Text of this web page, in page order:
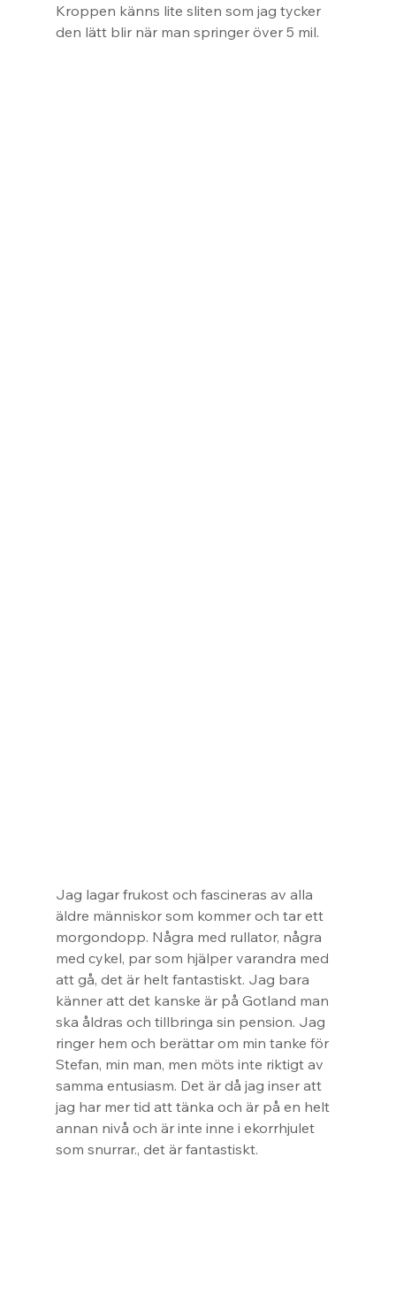
Kroppen känns lite sliten som jag tycker
den lätt blir när man springer över 5 mil.
Jag lagar frukost och fascineras av alla
äldre människor som kommer och tar ett
morgondopp. Några med rullator, några
med cykel, par som hjälper varandra med
att gå, det är helt fantastiskt. Jag bara
känner att det kanske är på Gotland man
ska åldras och tillbringa sin pension. Jag
ringer hem och berättar om min tanke för
Stefan, min man, men möts inte riktigt av
samma entusiasm. Det är då jag inser att
jag har mer tid att tänka och är på en helt
annan nivå och är inte inne i ekorrhjulet
som snurrar., det är fantastiskt.